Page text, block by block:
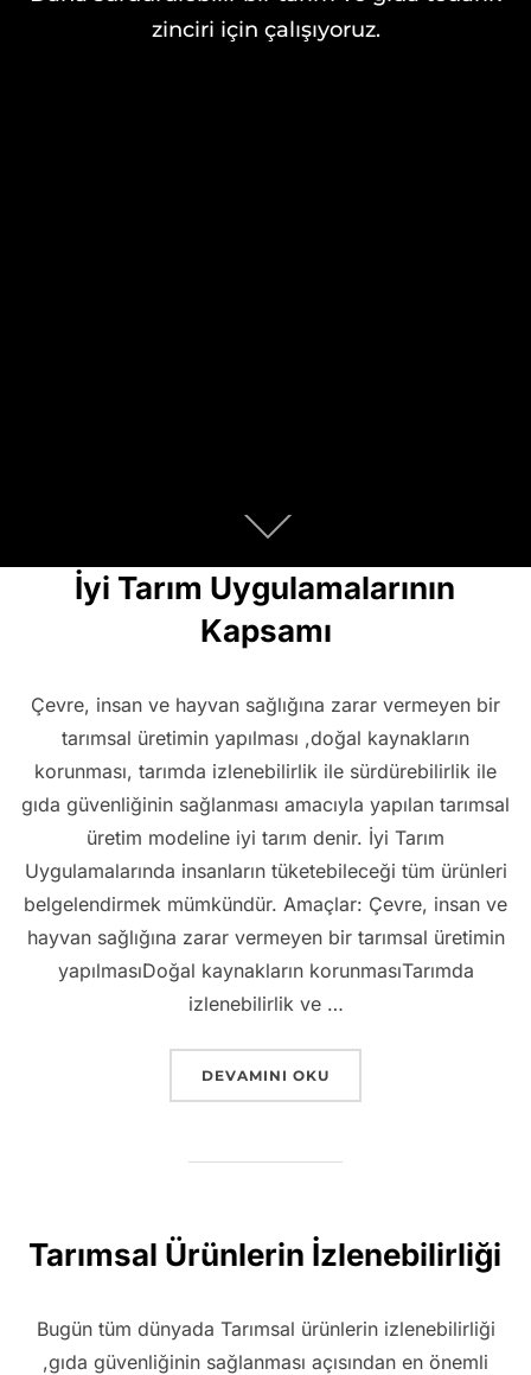
zinciri için çalışıyoruz.
İçerik
için
aşağıya
kaydırın
İyi Tarım Uygulamalarının
Kapsamı
Çevre, insan ve hayvan sağlığına zarar vermeyen bir
tarımsal üretimin yapılması ,doğal kaynakların
korunması, tarımda izlenebilirlik ile sürdürebilirlik ile
gıda güvenliğinin sağlanması amacıyla yapılan tarımsal
üretim modeline iyi tarım denir. İyi Tarım
Uygulamalarında insanların tüketebileceği tüm ürünleri
belgelendirmek mümkündür. Amaçlar: Çevre, insan ve
hayvan sağlığına zarar vermeyen bir tarımsal üretimin
yapılmasıDoğal kaynakların korunmasıTarımda
izlenebilirlik ve …
“İYI TARIM UYGULAMALARININ
DEVAMINI OKU
Tarımsal Ürünlerin İzlenebilirliği
Bugün tüm dünyada Tarımsal ürünlerin izlenebilirliği
,gıda güvenliğinin sağlanması açısından en önemli